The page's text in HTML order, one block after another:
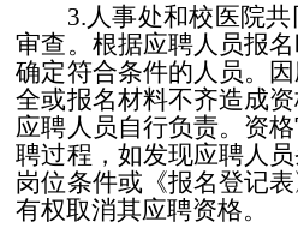
3.人事处和校医院
审查。根据应聘人员报
确定符合条件的人员。
全或报名材料不齐造成
应聘人员自行负责。资
聘过程，如发现应聘人
岗位条件或《报名登记
有权取消其应聘资格。